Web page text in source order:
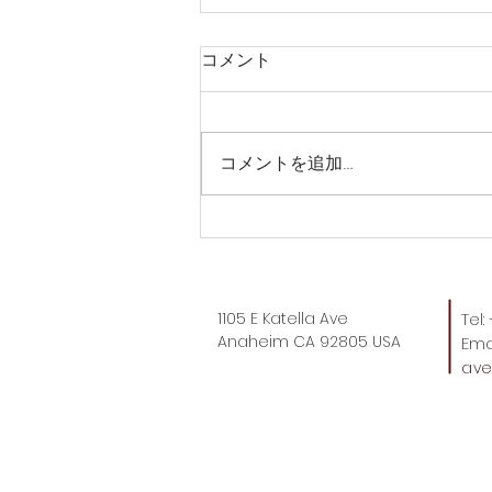
コメント
コメントを追加…
1105 E Katella Ave
Anaheim CA 92805 USA